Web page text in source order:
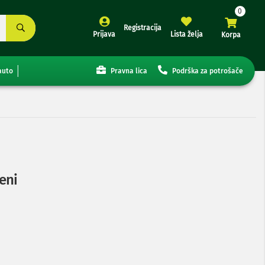
Pravna lica Podrška za potrošače
Korpa
Prijava
Registracija
Lista želja